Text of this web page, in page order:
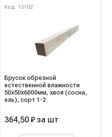
Код: 15102
Брусок обрезной
естественной влажности
50х50х6000мм, хвоя (сосна,
ель), сорт 1-2
364,50 ₽ за шт